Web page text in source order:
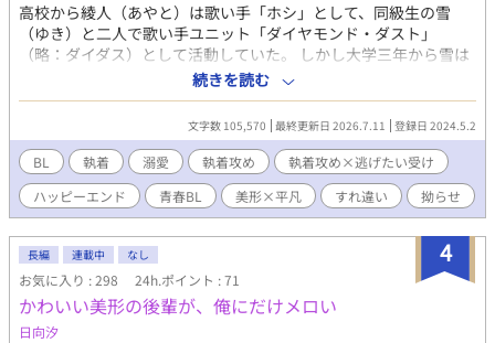
高校から綾人（あやと）は歌い手「ホシ」として、同級生の雪
（ゆき）と二人で歌い手ユニット「ダイヤモンド・ダスト」
（略：ダイダス）として活動していた。 しかし大学三年から雪は
作曲家としてブレイク、大人気歌い手 koroとの活動が増加する一
方、綾人との活動が減っていく。 有名になっていく雪に対し、綾
人は負い目を感じると同時に、雪が自分から離れていくことを感
じていく。 そして綾人自身も、雪から離れたくなっていく。 俺は
もうお前の横に立ちたくない！ 立てないから、ほっといてくれ！
売れっ子歌い手/作曲家から逃げたい、一般人。 ■※マークは、
R18シーンですが、読まなくても大丈夫です。苦手な方は飛ばして
ください ■歌い手界隈の事情や歌ってみたの投稿など、想像して
書いているため、現実とは違う可能性がございます。 ■書くのは
あまり得意ではないので、温かい目で見守ってください。お願い
いたします。
続きを読む
文字数 105,570 最終更新日 2026.7.11 登録日 2024.5.2
BL 執着 溺愛 執着攻め
執着攻め×逃げたい受け
ハッピーエンド
青春BL 美形×平凡 すれ違い 拗らせ
4
長編 連載中 なし
お気に入り : 298 24h.ポイント : 71
かわいい美形の後輩が、俺にだけメロい
日向汐